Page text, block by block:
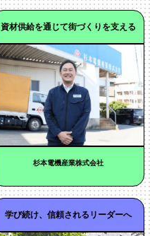
資材供給を通じて街づくりを支える
杉本電機産業株式会社
学び続け、信頼されるリーダーへ